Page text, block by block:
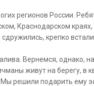
регионов России.
Краснодарском
крепко
Вернемся, однако,
живут на берегу, в
решили подарить ему